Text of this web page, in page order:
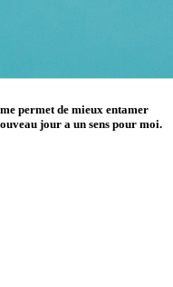
permet de mieux entamer
jour a un sens pour moi.